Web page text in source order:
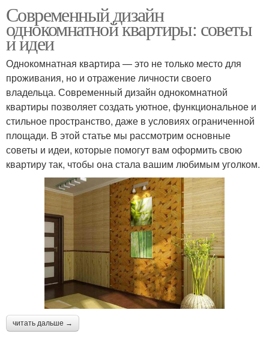
Современный дизайн
однокомнатной квартиры: советы
и идеи
Однокомнатная квартира — это не только место для
проживания, но и отражение личности своего
владельца. Современный дизайн однокомнатной
квартиры позволяет создать уютное, функциональное и
стильное пространство, даже в условиях ограниченной
площади. В этой статье мы рассмотрим основные
советы и идеи, которые помогут вам оформить свою
квартиру так, чтобы она стала вашим любимым уголком.
читать дальше →